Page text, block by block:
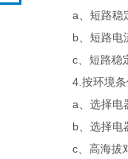
a、短路稳定
b、短路电
c、短路稳
4.按环境条
a、选择电
b、选择电
c、高海拔对